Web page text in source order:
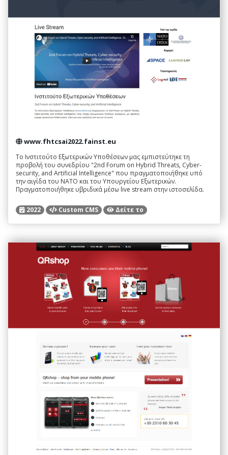
www.fhtcsai2022.fainst.eu
Το Ινστιτούτο Εξωτερικών Υποθέσεων μας εμπιστεύτηκε τη
προβολή του συνεδρίου "2nd Forum on Hybrid Threats, Cyber-
security, and Artificial Intelligence" που πραγματοποιήθηκε υπό
την αιγίδα του NATO και του Υπουργείου Εξωτερικών.
Πραγματοποιήθηκε υβριδικά μέσω live stream στην ιστοσελίδα.
2022 Custom CMS Δείτε το